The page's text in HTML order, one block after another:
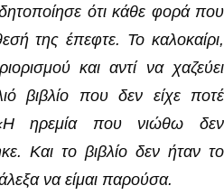
ότι κάθε φορά που
της έπεφτε. Το καλοκαίρι,
και αντί να χαζεύει
βιβλίο που δεν είχε ποτέ
ηρεμία που νιώθω δεν
Και το βιβλίο δεν ήταν το
να είμαι παρούσα.